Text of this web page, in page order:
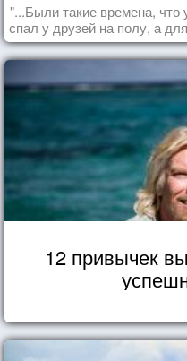
"...Были такие времена,
спал у друзей на полу, а
бутылки
12 привычек